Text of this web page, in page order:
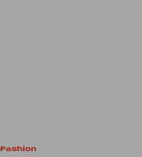
Fashion